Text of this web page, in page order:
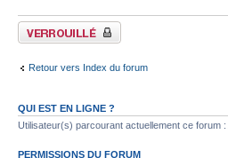
Forum verrouillé
Retour vers Index du forum
QUI EST EN LIGNE ?
Utilisateur(s) parcourant actuellement ce forum
PERMISSIONS DU FORUM